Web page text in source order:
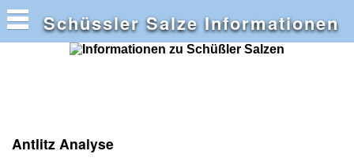
Schüssler Salze Informationen
Antlitz Analyse